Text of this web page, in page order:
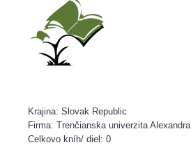
Krajina: Slovak Republic
Firma: Trenčianska univerzita Alexandra
Celkovo kníh/ diel: 0